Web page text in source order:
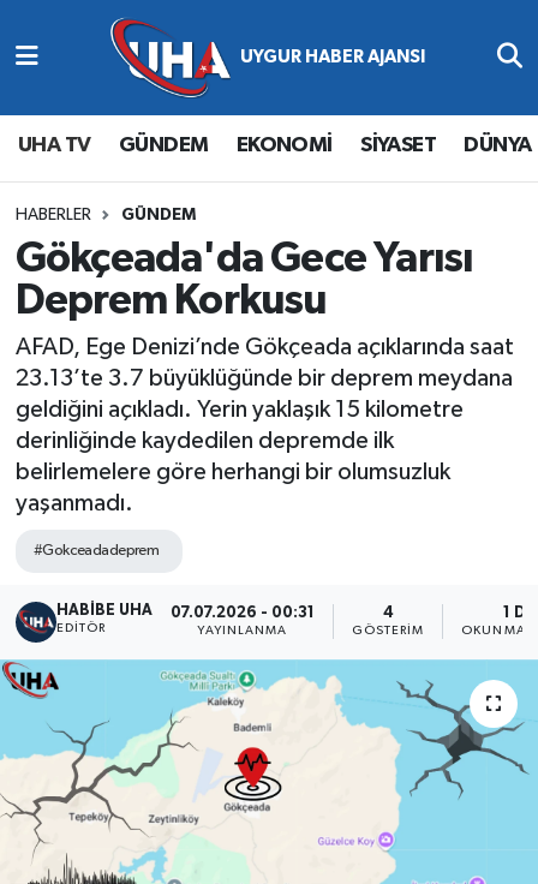
UHA TV GÜNDEM EKONOMİ SİYASET DÜNYA
HABERLER GÜNDEM
Gökçeada'da Gece Yarısı
Deprem Korkusu
AFAD, Ege Denizi’nde Gökçeada açıklarında saat
23.13’te 3.7 büyüklüğünde bir deprem meydana
geldiğini açıkladı. Yerin yaklaşık 15 kilometre
derinliğinde kaydedilen depremde ilk
belirlemelere göre herhangi bir olumsuzluk
yaşanmadı.
#Gokceadadeprem
HABİBE UHA
EDITÖR
07.07.2026 - 00:31
YAYINLANMA
4
GÖSTERIM
1 DK
OKUNMA
Abone Ol
Gündem
Ekonomi
Magazin
Siyaset
Spor
Yaşam
Nöbetçi Eczaneler
Hava Durumu
Namaz Vakitleri
Trafik Durumu
Süper Lig Puan Durumu ve Fikstür
Tüm Manşetler
Son Dakika Haberleri